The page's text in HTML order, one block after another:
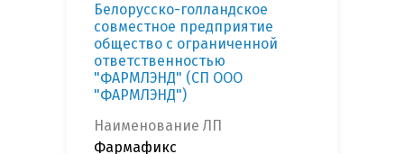
Белорусско-голландское
совместное предприятие
общество с ограниченной
ответственностью
"ФАРМЛЭНД" (СП ООО
"ФАРМЛЭНД")
Наименование ЛП
Фармафикс